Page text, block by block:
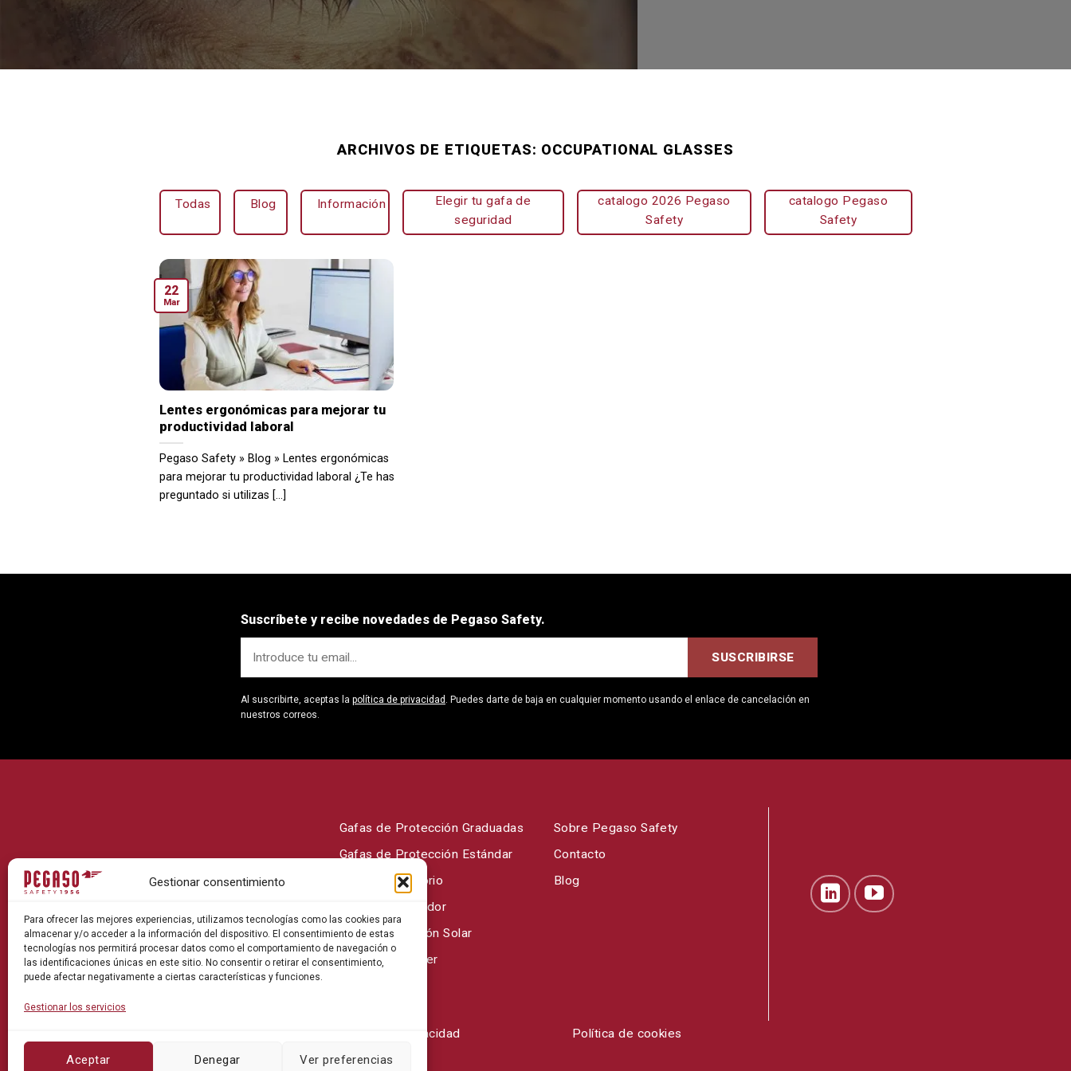
Gestionar consentimiento
Para ofrecer las mejores experiencias, utilizamos tecnologías como las cookies para
almacenar y/o acceder a la información del dispositivo. El consentimiento de estas
tecnologías nos permitirá procesar datos como el comportamiento de navegación o
las identificaciones únicas en este sitio. No consentir o retirar el consentimiento,
puede afectar negativamente a ciertas características y funciones.
Gestionar los servicios
Aceptar Denegar Ver preferencias
ARCHIVOS DE ETIQUETAS: OCCUPATIONAL GLASSES
Todas Blog Información
Elegir tu gafa de
seguridad
catalogo 2026 Pegaso
Safety
catalogo Pegaso
Safety
Lentes ergonómicas para mejorar tu
productividad laboral
Pegaso Safety » Blog » Lentes ergonómicas
para mejorar tu productividad laboral ¿Te has
preguntado si utilizas [...]
22
Mar
Suscríbete y recibe novedades de Pegaso Safety.
Al suscribirte, aceptas la política de privacidad . Puedes darte de baja en cualquier momento usando el enlace de cancelación en
nuestros correos.
Gafas de Protección Graduadas
Gafas de Protección Estándar
Gafas Laboratorio
Gafas de Soldador
Gafas Protección Solar
Gafas para Laser
Sobre Pegaso Safety
Contacto
Blog
Política de privacidad Política de cookies